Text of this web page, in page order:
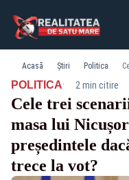
Acasă Știri Politica
POLITICA· 2 min citire
Cele trei
masa lui
președintele
trece la vot?